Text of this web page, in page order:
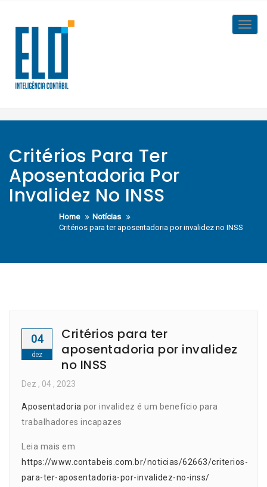
content
Critérios Para Ter
Aposentadoria Por
Invalidez No INSS
Home
Notícias
Critérios para ter aposentadoria por invalidez no INSS
04
dez
Critérios para ter
aposentadoria por invalidez
no INSS
Dez , 04 , 2023
Aposentadoria por invalidez é um benefício para
trabalhadores incapazes
Leia mais em
https://www.contabeis.com.br/noticias/62663/criterios-
para-ter-aposentadoria-por-invalidez-no-inss/